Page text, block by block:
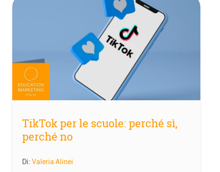
TikTok per le scuole: perché sì,
perché no
Di: Valeria Alinei